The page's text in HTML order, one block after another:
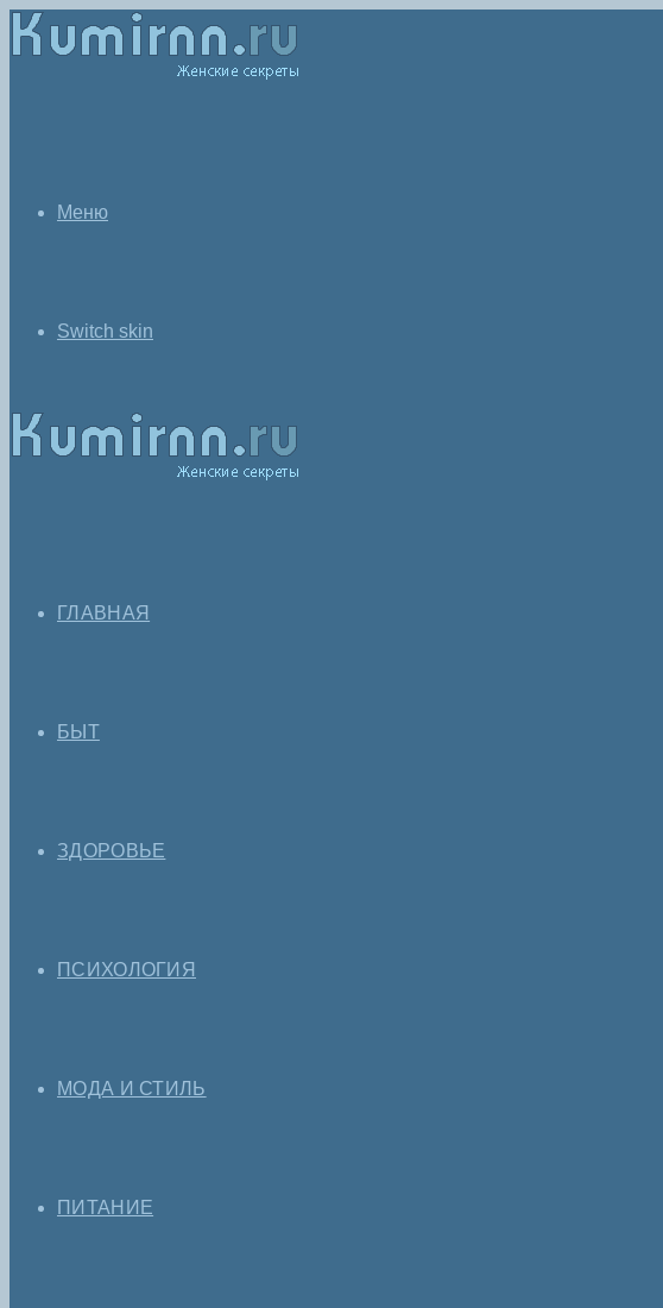
Меню
Switch skin
ГЛАВНАЯ
БЫТ
ЗДОРОВЬЕ
ПСИХОЛОГИЯ
МОДА И СТИЛЬ
ПИТАНИЕ